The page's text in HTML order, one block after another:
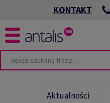
KONTAKT
Aktualności